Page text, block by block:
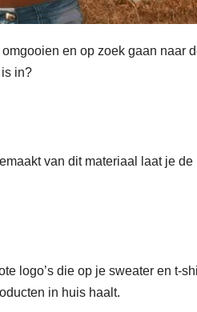
en op zoek gaan naar
in?
van dit materiaal laat je de
logo’s die op je sweater en t-
in huis haalt.